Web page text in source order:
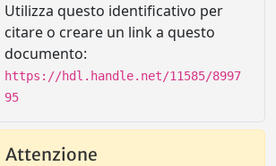
Utilizza questo identificativo per
citare o creare un link a questo
documento:
https://hdl.handle.net/11585/8997
95
Attenzione